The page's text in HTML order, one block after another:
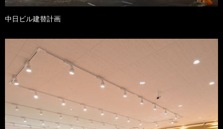
中日ビル建替計画